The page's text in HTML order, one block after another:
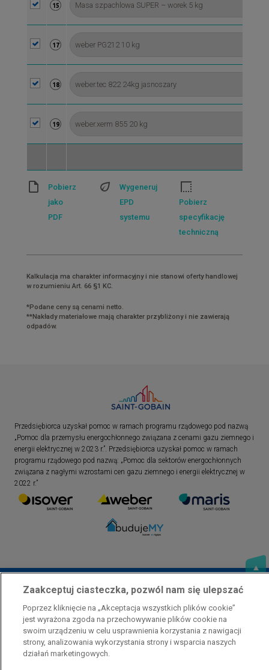
15
17
18
19
Pobierz
jako
PDF
Wygeneruj
EPD
systemu
Pobierz
specyfikację
techniczną
Kalkulacja ma charakter informacyjny i nie stanowi oferty handlowej
w rozumieniu Art. 66 §1 KC.
*Podane ceny są cenami netto.
**Nakłady materiałowe mają charakter przybliżony i nie zawierają
odpadów.
Stopka
Polityka prywatności Skontaktuj się z nami
Przedsiębiorca uzyskał pomoc w ramach programu rządowego pod nazwą
„Pomoc dla przemysłu energochłonnego związana z cenami gazu ziemnego i
energii elektrycznej w 2023 r.”. Przedsiębiorca uzyskał pomoc w ramach
programu rządowego pod nazwą: „Pomoc dla sektorów energochłonnych
związana z nagłymi wzrostami cen gazu ziemnego i energii elektrycznej w
2022 r.”
Zaakceptuj ciasteczka, pozwól nam się ulepszać
Poprzez kliknięcie na „Akceptacja wszystkich plików cookie”
jest wyrażona zgoda na przechowywanie plików cookie na
swoim urządzeniu w celu usprawnienia korzystania z nawigacji
strony, analizowania wykorzystania strony i wsparcia naszych
działań marketingowych.